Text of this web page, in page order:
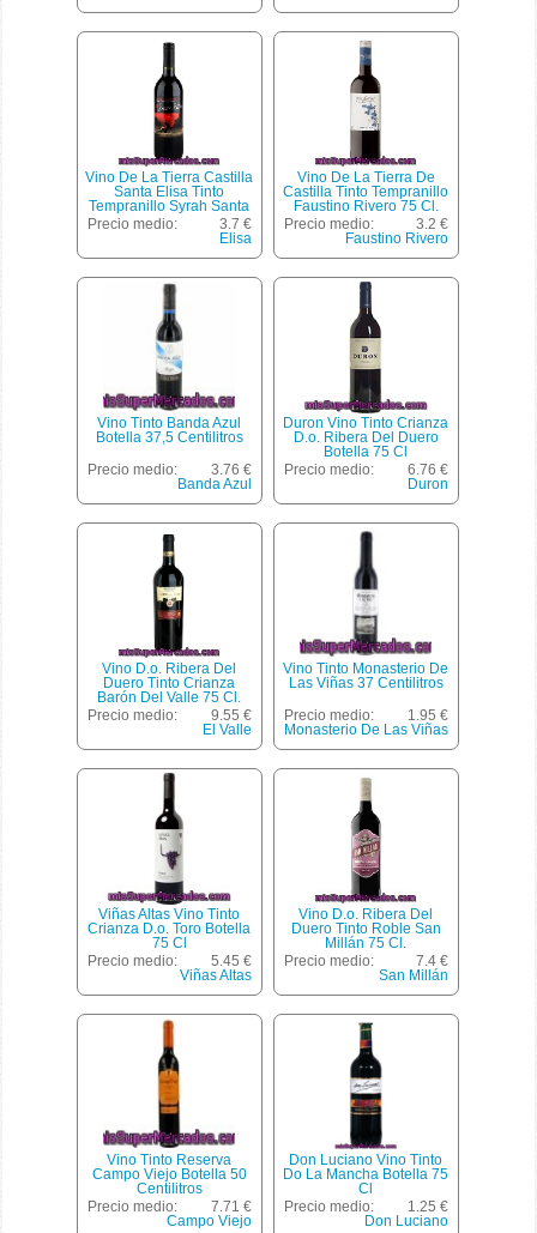
Vino De La Tierra Castilla
Santa Elisa Tinto
Tempranillo Syrah Santa
Elisa 75 Cl.
Precio medio:
3.7 €
Elisa
Vino De La Tierra De
Castilla Tinto Tempranillo
Faustino Rivero 75 Cl.
Precio medio:
3.2 €
Faustino Rivero
Vino Tinto Banda Azul
Botella 37,5 Centilitros
Precio medio:
3.76 €
Banda Azul
Duron Vino Tinto Crianza
D.o. Ribera Del Duero
Botella 75 Cl
Precio medio:
6.76 €
Duron
Vino D.o. Ribera Del
Duero Tinto Crianza
Barón Del Valle 75 Cl.
Precio medio:
9.55 €
El Valle
Vino Tinto Monasterio De
Las Viñas 37 Centilitros
Precio medio:
1.95 €
Monasterio De Las Viñas
Viñas Altas Vino Tinto
Crianza D.o. Toro Botella
75 Cl
Precio medio:
5.45 €
Viñas Altas
Vino D.o. Ribera Del
Duero Tinto Roble San
Millán 75 Cl.
Precio medio:
7.4 €
San Millán
Vino Tinto Reserva
Campo Viejo Botella 50
Centilitros
Precio medio:
7.71 €
Campo Viejo
Don Luciano Vino Tinto
Do La Mancha Botella 75
Cl
Precio medio:
1.25 €
Don Luciano